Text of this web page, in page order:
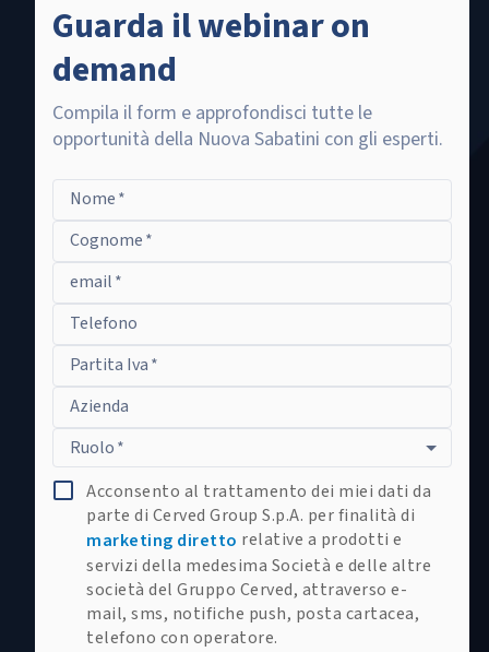
Guarda il webinar on
demand
Compila il form e approfondisci tutte le
opportunità della Nuova Sabatini con gli esperti.
Nome*
Cognome*
email*
Telefono
Partita Iva*
Azienda
Ruolo*
Acconsento al trattamento dei miei dati da
parte di Cerved Group S.p.A. per finalità di
marketing diretto relative a prodotti e
servizi della medesima Società e delle altre
società del Gruppo Cerved, attraverso e-
mail, sms, notifiche push, posta cartacea,
telefono con operatore.